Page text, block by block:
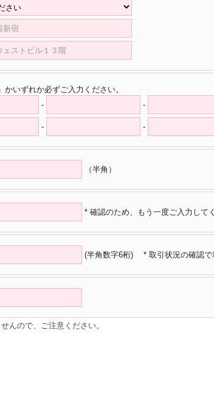
かいずれか必ずご入力ください。
- -
- -
（半角）
* 確認のため、もう一度ご入力して
(半角数字6桁) * 取引状況の確認で
んので、ご注意ください。